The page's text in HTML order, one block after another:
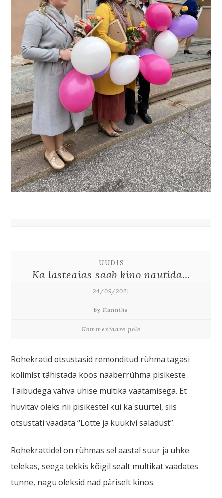
UUDIS
Ka lasteaias saab kino nautida…
24/09/2021
by Kannike
Kommentaare pole
Rohekratid otsustasid remonditud rühma tagasi
kolimist tähistada koos naaberrühma pisikeste
Taibudega vahva ühise multika vaatamisega. Et
huvitav oleks nii pisikestel kui ka suurtel, siis
otsustati vaadata “Lotte ja kuukivi saladust”.
Rohekrattidel on rühmas sel aastal suur ja uhke
telekas, seega tekkis kõigil sealt multikat vaadates
tunne, nagu oleksid nad päriselt kinos.